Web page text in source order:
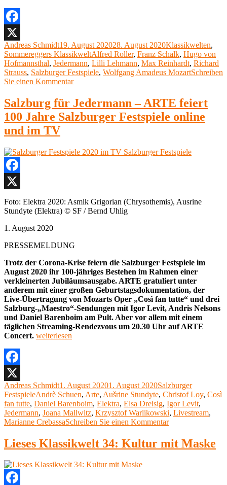
Geburt
der
Salzburger
Festspiele“
Facebook
X
Autor
Andreas SchmidtVeröffentlicht
am
19. August 202028. August 2020Kategorien
Klassikwelten,
Sommereggers KlassikweltSchlagwörter
Alfred Roller, Franz Schalk, Hugo von
Hofmannsthal, Jedermann, Lilli Lehmann, Max Reinhardt, Richard
Strauss, Salzburger Festspiele, Wolfgang Amadeus MozartSchreiben
Sie einen Kommentarzu
Klassikwelt
49:
Die
Salzburger
Salzburg für Jedermann – ARTE feiert
100 Jahre Salzburger Festspiele online
und im TV
Facebook
X
Foto: Elektra 2020: Asmik Grigorian (Chrysothemis), Ausrine
Stundyte (Elektra) © SF / Bernd Uhlig
1. August 2020
PRESSEMELDUNG
Trotz der Corona-Krise feiern die Salzburger Festspiele im
August 2020 ihr 100-jähriges Bestehen im Rahmen einer
verkleinerten Jubiläumsausgabe. ARTE gratuliert unter
anderem mit einer großen Geburtstagsdokumentation, der
Live-Übertragung von Mozarts Oper „Così fan tutte“ und drei
Salzburg-„Maestro“-Sendungen mit Igor Levit, Andris Nelsons
und Daniel Barenboim am Pult. Aber vor allem mit einem
täglichen Streaming-Rendezvous um 20.30 Uhr auf ARTE
Concert. „Salzburger
Salzburger
Festspiele“
weiterlesen
Facebook
X
Autor
Andreas SchmidtVeröffentlicht
am
1. August 20201. August 2020Kategorien
Salzburger
FestspieleSchlagwörter
Andrè Schuen, Arte, Aušrine Stundyte, Christof Loy, Così
fan tutte, Daniel Barenboim, Elektra, Elsa Dreisig, Igor Levit,
Jedermann, Joana Mallwitz, Krzysztof Warlikowski, Livestream,
Marianne CrebassaSchreiben Sie einen Kommentarzu
Festspiele
2020
Lieses Klassikwelt 34: Kultur mit Maske